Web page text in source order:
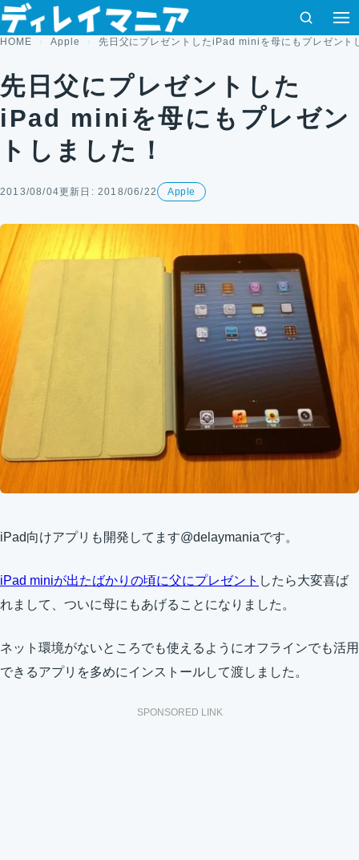
コンテンツへスキップ
検索
HOME Apple 先日父にプレゼントしたiPad miniを母にもプレゼント
先日父にプレゼントした
iPad miniを母にもプレゼン
トしました！
2013/08/04更新日: 2018/06/22 Apple
iPad向けアプリも開発してます@delaymaniaです。
iPad miniが出たばかりの頃に父にプレゼント したら大変喜ば
れまして、ついに母にもあげることになりました。
ネット環境がないところでも使えるようにオフラインでも活用
できるアプリを多めにインストールして渡しました。
SPONSORED LINK